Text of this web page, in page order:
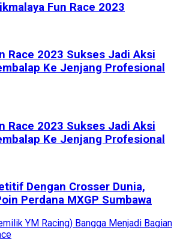
Fun Race 2023
Race 2023 Sukses Jadi Aksi
Ke Jenjang Profesional
Race 2023 Sukses Jadi Aksi
Ke Jenjang Profesional
Dengan Crosser Dunia,
Perdana MXGP Sumbawa